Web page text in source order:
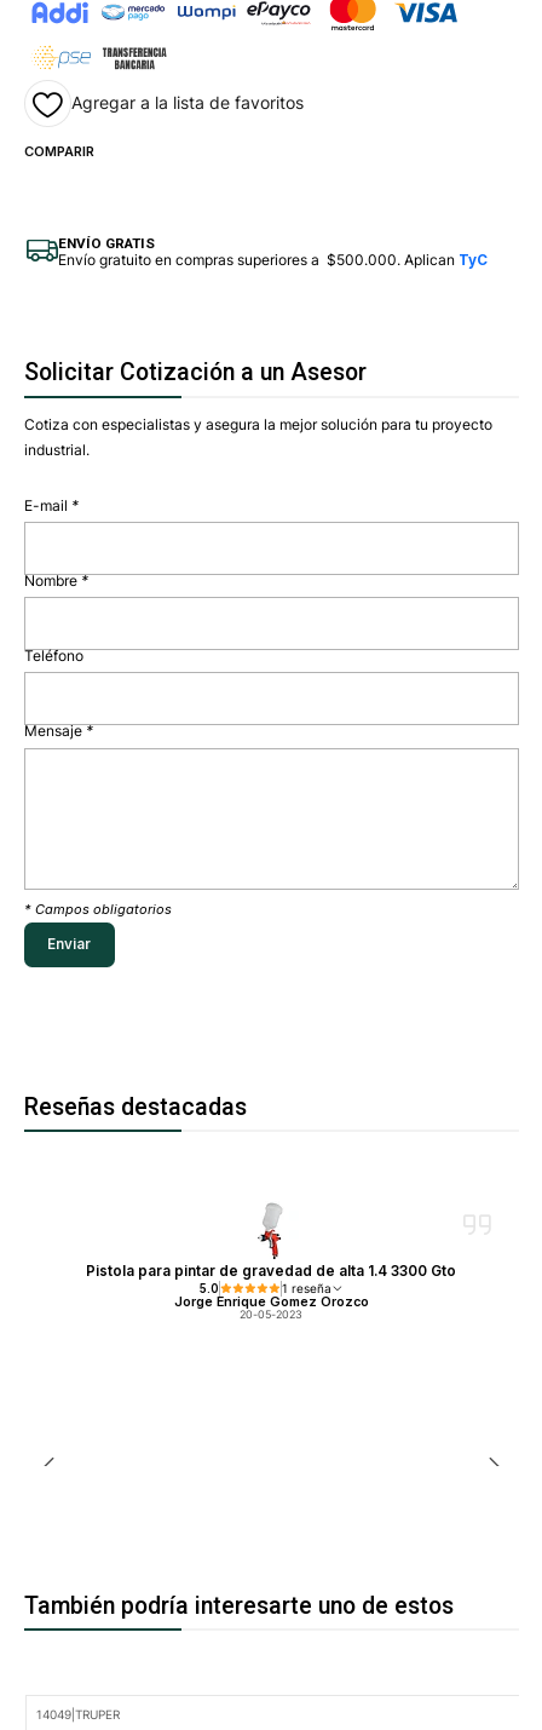
Agregar a la lista de favoritos
COMPARIR
ENVÍO GRATIS
Envío gratuito en compras superiores a $500.000. Aplican TyC
Solicitar Cotización a un Asesor
Cotiza con especialistas y asegura la mejor solución para tu proyecto
industrial.
E-mail *
Nombre*
Teléfono
Mensaje *
* Campos obligatorios
Reseñas destacadas
Pistola para pintar de gravedad de alta 1.4 3300 Gto
5.0 1 reseña
Jorge Enrique Gomez Orozco
20-05-2023
También podría interesarte uno de estos
14049 |TRUPER